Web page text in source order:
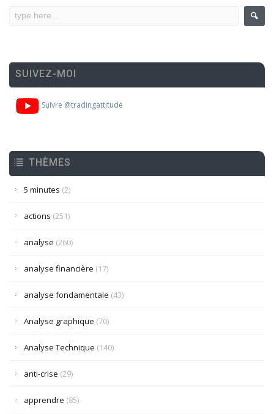
SUIVEZ-MOI
Suivre @tradingattitude
THÈMES
5 minutes (2)
actions (251)
analyse (260)
analyse financière (17)
analyse fondamentale (43)
Analyse graphique (70)
Analyse Technique (140)
anti-crise (29)
apprendre (85)